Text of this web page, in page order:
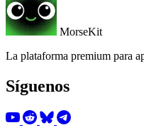
MorseKit
La plataforma premium para
Síguenos